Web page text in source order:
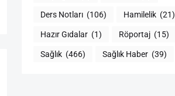
Ders Notları (106) Hamilelik (21)
Hazır Gıdalar (1) Röportaj (15)
Sağlık (466) Sağlık Haber (39)